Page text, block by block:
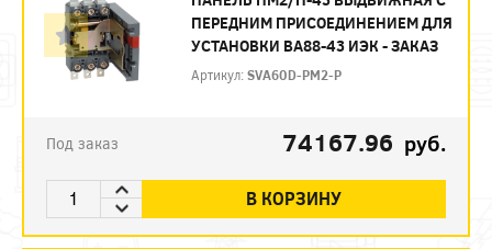
ПЕРЕДНИМ ПРИСОЕДИНЕНИЕМ ДЛЯ
УСТАНОВКИ ВА88-43 ИЭК - ЗАКАЗ
Артикул:SVA60D-PM2-P
Под заказ 74167.96 руб.
В КОРЗИНУ